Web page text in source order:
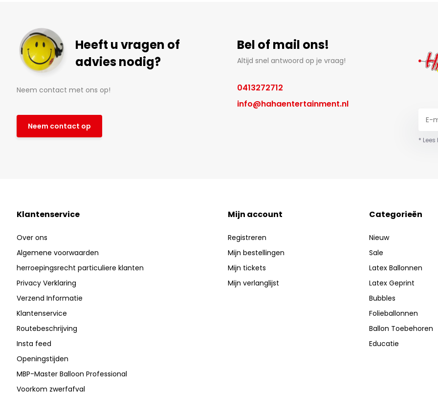
Heeft u vragen of
advies nodig?
Neem contact met ons op!
Neem contact op
Bel of mail ons!
Altijd snel antwoord op je vraag!
0413272712
info@hahaentertainment.nl
*
Klantenservice
Over ons
Algemene voorwaarden
herroepingsrecht particuliere klanten
Privacy Verklaring
Verzend Informatie
Klantenservice
Routebeschrijving
Insta feed
Openingstijden
MBP-Master Balloon Professional
Voorkom zwerfafval
Mijn account
Registreren
Mijn bestellingen
Mijn tickets
Mijn verlanglijst
Categorieën
Nieuw
Sale
Latex Ballonnen
Latex Geprint
Bubbles
Folieballonnen
Ballon Toebehoren
Educatie